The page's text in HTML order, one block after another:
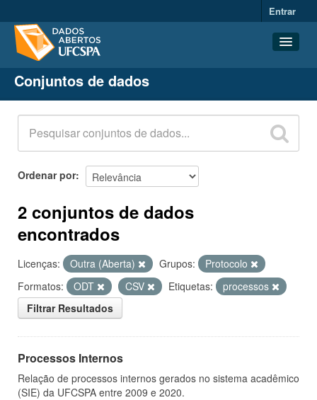
Entrar
Conjuntos de dados
Organizações
Grupos
Sobre
Conjuntos de dados
Ordenar por
2 conjuntos de dados
encontrados
Licenças: Outra (Aberta) Grupos:
Protocolo
Formatos:
ODT CSV Etiquetas:
processos
Filtrar Resultados
Processos Internos
Relação de processos internos gerados no sistema acadêmico
(SIE) da UFCSPA entre 2009 e 2020.